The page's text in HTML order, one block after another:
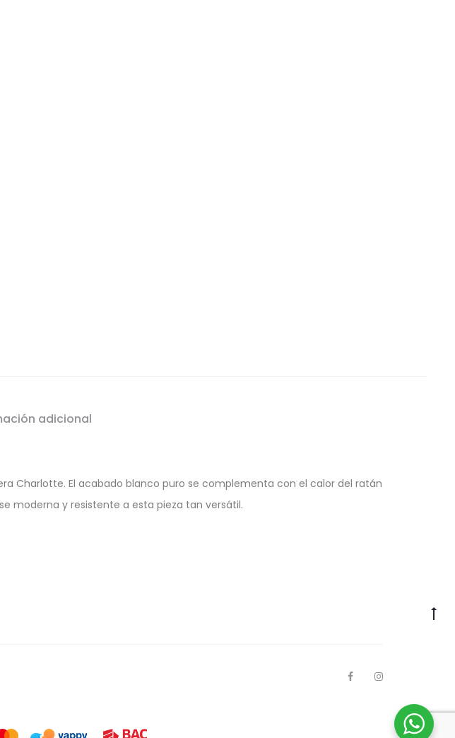
adicional
Charlotte. El acabado blanco puro se complementa con el calor del ratán
moderna y resistente a esta pieza tan versátil.